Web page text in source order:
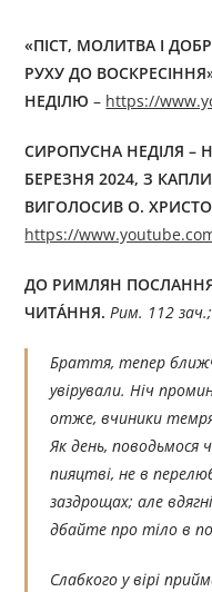
«ПІСТ, МОЛИТВА І
РУХУ ДО
НЕДІЛЮ– https://
СИРОПУСНА НЕДІЛЯ –
БЕРЕЗНЯ 2024, З
ВИГОЛОСИВО.
https://
ДО РИМЛЯН
ЧИТÁННЯ.Рим. 112
Браття, тепер
увірували. Ніч
отже, вчиники
Як день, поводьмося
пияцтві, не в
заздрощах; але
дбайте про тіло в
Слабкого у вірі